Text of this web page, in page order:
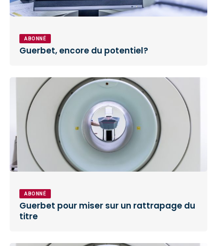
ABONNÉ
Guerbet, encore du potentiel?
ABONNÉ
Guerbet pour miser sur un rattrapage du
titre